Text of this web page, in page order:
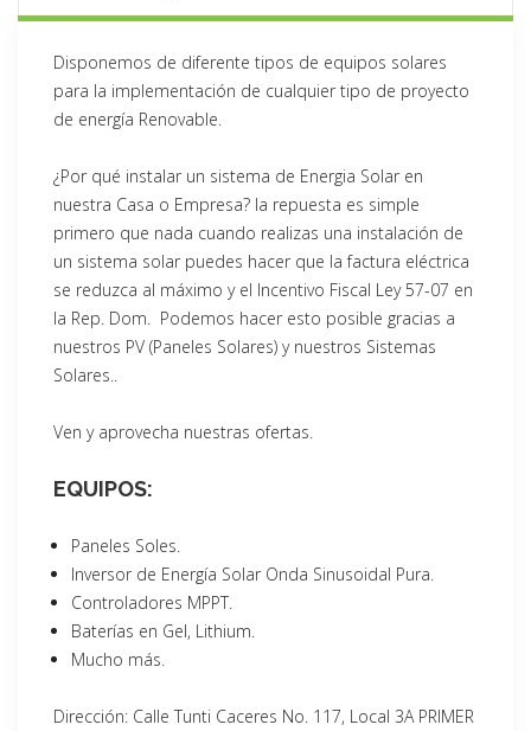
Disponemos de diferente tipos de equipos solares
para la implementación de cualquier tipo de proyecto
de energía Renovable.
¿Por qué instalar un sistema de Energia Solar en
nuestra Casa o Empresa? la repuesta es simple
primero que nada cuando realizas una instalación de
un sistema solar puedes hacer que la factura eléctrica
se reduzca al máximo y el Incentivo Fiscal Ley 57-07 en
la Rep. Dom. Podemos hacer esto posible gracias a
nuestros PV (Paneles Solares) y nuestros Sistemas
Solares..
Ven y aprovecha nuestras ofertas.
EQUIPOS:
Paneles Soles.
Inversor de Energía Solar Onda Sinusoidal Pura.
Controladores MPPT.
Baterías en Gel, Lithium.
Mucho más.
Dirección: Calle Tunti Caceres No. 117, Local 3A PRIMER